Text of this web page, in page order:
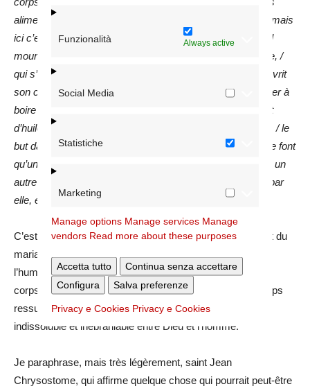
Funzionalità Always active
Social Media
Statistiche
Marketing
Manage options Manage services Manage
vendors Read more about these purposes
Accetta tutto
Continua senza accettare
Configura
Salva preferenze
Privacy e Cookies Privacy e Cookies
aliments ? / La mort sépare les femmes de leurs maris, / mais
ici c’est la mort qui unit cette Épouse à son Bien-aimé ! / Il
mourut sur la croix et donna son corps à l’Épouse glorifiée, /
qui s’en empare et le mange chaque jour à sa table. / Il ouvrit
son côté et joint sa coupe au sang sacré / pour le lui donner à
boire afin qu’elle oublie ses nombreuses idoles. / Elle l’oint
d’huile, s’en revêtit dans l’eau, le consomma dans le Pain, / le
but dans le Vin, afin que le monde sache que tous deux ne font
qu’un / Il mourut sur la croix, mais elle ne l’échangea pour un
autre / elle est pleine d’amour pour sa mort, sachant que par
elle, elle a la vie”.
C’est très fort que l’homme et la femme, par le sacrement du
mariage, soient greffés sur l’unité du Fils de Dieu avec
l’humanité, avec l’Église. Le Christ n’est plus jamais sans
corps, mais il s’agit désormais d’un corps de gloire, le corps
ressuscité. Le mariage participe donc de cette unité
indissoluble et inébranlable entre Dieu et l’homme.
Je paraphrase, mais très légèrement, saint Jean
Chrysostome, qui affirme quelque chose qui pourrait peut-être